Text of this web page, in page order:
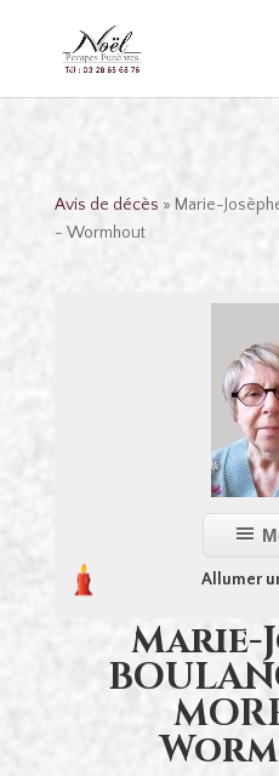
Avis de décès » Marie-
- Wormhout
Allumer
Marie-